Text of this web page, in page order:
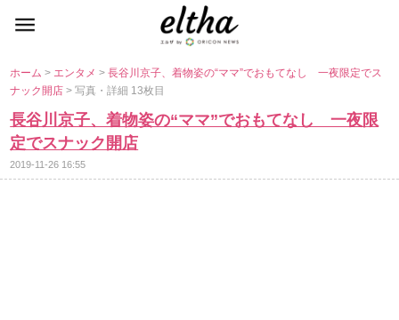
ホーム> エンタメ>長谷川京子、着物姿の“ママ”でおもてなし 一夜限定でス
ナック開店> 写真・詳細 13枚目
長谷川京子、着物姿の“ママ”でおもてなし 一夜限
定でスナック開店
2019-11-26 16:55